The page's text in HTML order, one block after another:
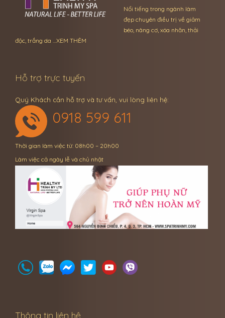
Nổi tiếng trong ngành làm
đẹp chuyên điều trị về giảm
béo, nâng cơ, xóa nhăn, thải
độc, trắng da …XEM THÊM
Hỗ trợ trực tuyến
Quý Khách cần hỗ trợ và tư vấn, vui lòng liên hệ:
0918 599 611
Thời gian làm việc từ: 08h00 – 20h00
Làm việc cả ngày lễ và chủ nhật
Thông tin liên hệ